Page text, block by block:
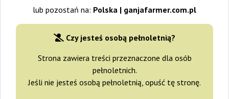
lub pozostań na: Polska | ganjafarmer.com.pl
Czy jesteś osobą pełnoletnią?
Strona zawiera treści przeznaczone dla osób
pełnoletnich.
Jeśli nie jesteś osobą pełnoletnią, opuść tę stronę.
Jeśli zastanawiasz się, czy kupowanie nasion marihuany przez
Internet jest bezpieczne, ten artykuł pomoże Ci zrozumieć
realia. Dowiesz się, na co zwracać uwagę i jakie kwestie są
istotne przy zamawianiu nasion konopi.